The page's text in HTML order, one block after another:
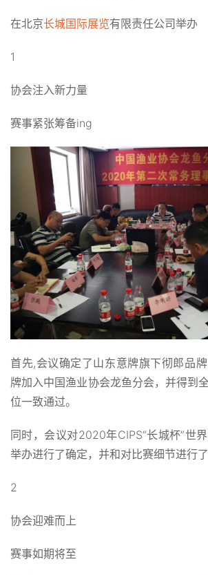
在北京长城国际展览有限责任公司举办
1
协会注入新力量
赛事紧张筹备ing
首先,会议确定了山东意牌旗下彻郎品
牌加入中国渔业协会龙鱼分会，并得到
位一致通过。
同时，会议对2020年CIPS“长城杯”世
举办进行了确定，并和对比赛细节进行了
2
协会迎难而上
赛事如期将至